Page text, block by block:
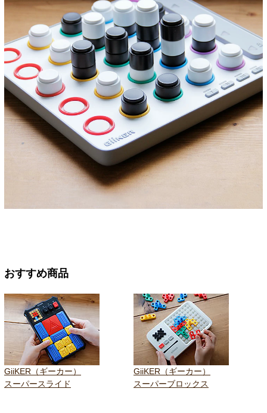
おすすめ商品
GiiKER（ギーカー）
スーパースライド
GiiKER（ギーカー）
スーパーブロックス